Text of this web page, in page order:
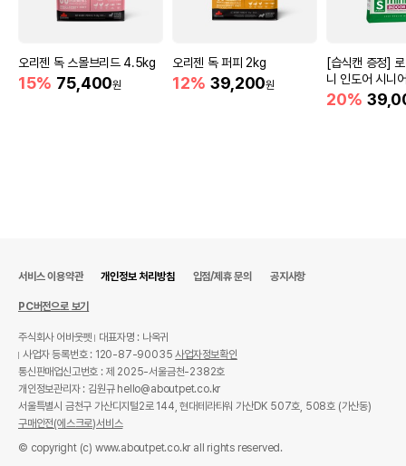
오리젠 독 스몰브리드 4.5kg
15% 75,400원
오리젠 독 퍼피 2kg
12% 39,200원
[습식캔 증정]
니 인도어 시니
움
20%
서비스 이용약관 개인정보 처리방침 입점/제휴 문의 공지사항
PC버전으로 보기
주식회사 어바웃펫
대표자명 : 나옥귀
사업자 등록번호 : 120-87-90035사업자정보확인
통신판매업신고번호 : 제 2025-서울금천-2382호
개인정보관리자 : 김원규 hello@aboutpet.co.kr
서울특별시 금천구 가산디지털2로 144, 현대테라타워 가산DK 507호, 508호 (가산동)
구매안전(에스크로)서비스
© copyright (c) www.aboutpet.co.kr all rights reserved.